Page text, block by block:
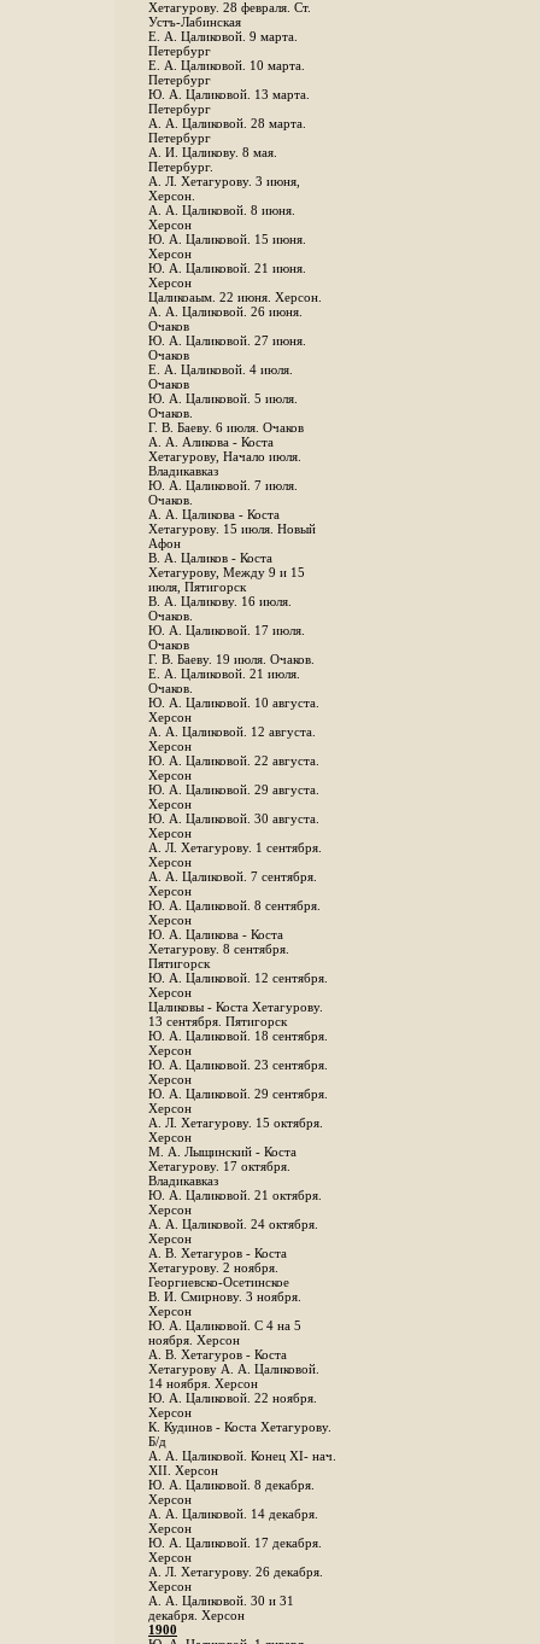
Хетагурову. 28 февраля. Ст.
Устъ-Лабинская
Е. А. Цаликовой. 9 марта.
Петербург
Е. А. Цаликовой. 10 марта.
Петербург
Ю. А. Цаликовой. 13 марта.
Петербург
А. А. Цаликовой. 28 марта.
Петербург
А. И. Цаликову. 8 мая.
Петербург.
А. Л. Хетагурову. 3 июня,
Херсон.
А. А. Цаликовой. 8 июня.
Херсон
Ю. А. Цаликовой. 15 июня.
Херсон
Ю. А. Цаликовой. 21 июня.
Херсон
Цаликоаым. 22 июня. Херсон.
А. А. Цаликовой. 26 июня.
Очаков
Ю. А. Цаликовой. 27 июня.
Очаков
Е. А. Цаликовой. 4 июля.
Очаков
Ю. А. Цаликовой. 5 июля.
Очаков.
Г. В. Баеву. 6 июля. Очаков
А. А. Аликова - Коста
Хетагурову, Начало июля.
Владикавказ
Ю. А. Цаликовой. 7 июля.
Очаков.
А. А. Цаликова - Коста
Хетагурову. 15 июля. Новый
Афон
В. А. Цаликов - Коста
Хетагурову, Между 9 и 15
июля, Пятигорск
В. А. Цаликову. 16 июля.
Очаков.
Ю. А. Цаликовой. 17 июля.
Очаков
Г. В. Баеву. 19 июля. Очаков.
Е. А. Цаликовой. 21 июля.
Очаков.
Ю. А. Цаликовой. 10 августа.
Херсон
А. А. Цаликовой. 12 августа.
Херсон
Ю. А. Цаликовой. 22 августа.
Херсон
Ю. А. Цаликовой. 29 августа.
Херсон
Ю. А. Цаликовой. 30 августа.
Херсон
А. Л. Хетагурову. 1 сентября.
Херсон
А. А. Цаликовой. 7 сентября.
Херсон
Ю. А. Цаликовой. 8 сентября.
Херсон
Ю. А. Цаликова - Коста
Хетагурову. 8 сентября.
Пятигорск
Ю. А. Цаликовой. 12 сентября.
Херсон
Цаликовы - Коста Хетагурову.
13 сентября. Пятигорск
Ю. А. Цаликовой. 18 сентября.
Херсон
Ю. А. Цаликовой. 23 сентября.
Херсон
Ю. А. Цаликовой. 29 сентября.
Херсон
А. Л. Хетагурову. 15 октября.
Херсон
М. А. Лыщинский - Коста
Хетагурову. 17 октября.
Владикавказ
Ю. А. Цаликовой. 21 октября.
Херсон
А. А. Цаликовой. 24 октября.
Херсон
A. В. Хетагуров - Коста
Хетагурову. 2 ноября.
Георгиевско-Осетинское
B. И. Смирнову. 3 ноября.
Херсон
Ю. А. Цаликовой. С 4 на 5
ноября. Херсон
А. В. Хетагуров - Коста
Хетагурову А. А. Цаликовой.
14 ноября. Херсон
Ю. А. Цаликовой. 22 ноября.
Херсон
К. Кудинов - Коста Хетагурову.
Б/д
А. А. Цаликовой. Конец XI- нач.
XII. Херсон
Ю. А. Цаликовой. 8 декабря.
Херсон
А. А. Цаликовой. 14 декабря.
Херсон
Ю. А. Цаликовой. 17 декабря.
Херсон
А. Л. Хетагурову. 26 декабря.
Херсон
А. А. Цаликовой. 30 и 31
декабря. Херсон
1900